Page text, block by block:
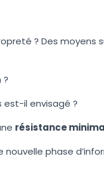
? Des moyens
?
il envisagé ?
résistance
phase